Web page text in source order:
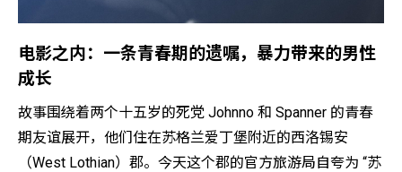
电影之内：一条青春期的遗嘱，暴力带来的男性
成长
故事围绕着两个十五岁的死党 Johnno 和 Spanner 的青春
期友谊展开，他们住在苏格兰爱丁堡附近的西洛锡安
（West Lothian）郡。今天这个郡的官方旅游局自夸为 “苏